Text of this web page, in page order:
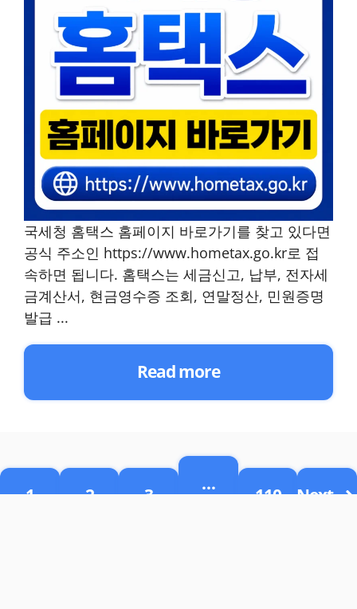
국세청 홈택스 홈페이지 바로가기를 찾고 있다면
공식 주소인 https://www.hometax.go.kr로 접
속하면 됩니다. 홈택스는 세금신고, 납부, 전자세
금계산서, 현금영수증 조회, 연말정산, 민원증명
발급 ...
Read more
1 2 3
…
110 Next